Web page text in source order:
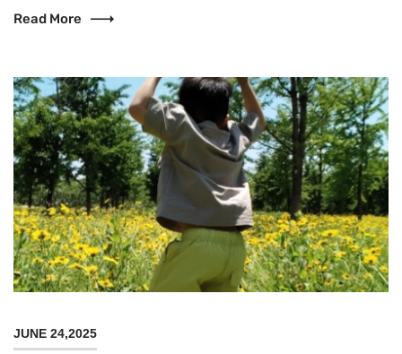
Read More
JUNE 24,2025